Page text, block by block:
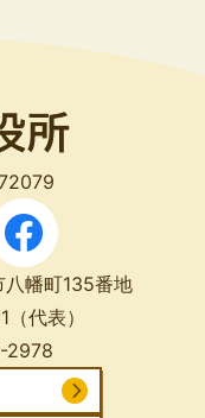
幡町135番地
（代表）
2978